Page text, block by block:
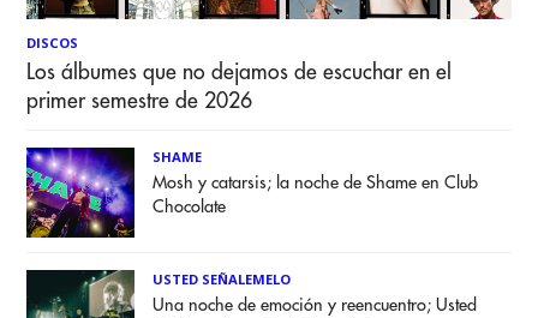
DISCOS
Los álbumes que no dejamos de escuchar en el
primer semestre de 2026
SHAME
Mosh y catarsis; la noche de Shame en Club
Chocolate
USTED SEÑALEMELO
Una noche de emoción y reencuentro; Usted